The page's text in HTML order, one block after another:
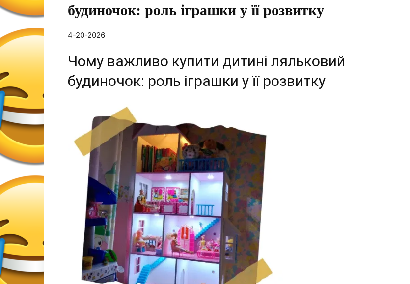
будиночок: роль іграшки у її розвитку
4-20-2026
Чому важливо купити дитині ляльковий
будиночок: роль іграшки у її розвитку